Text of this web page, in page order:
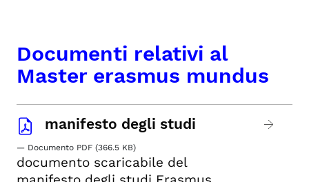
Documenti relativi al
Master erasmus mundus
manifesto degli studi
— Documento PDF (366.5 KB)
documento scaricabile del